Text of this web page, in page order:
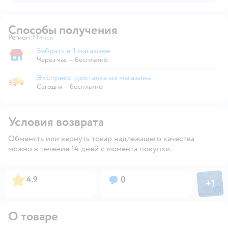
Способы получения
Регион: Выбор адреса доставки.
Минск
Забрать в магазине
Забрать в 1 магазине
Через час — бесплатно
Экспресс-доставка из магазина
Экспресс-доставка из магазина
Сегодня—бесплатно
Условия возврата
Обменять или вернуть товар надлежащего качества
можно в течение 14 дней с момента покупки.
Рейтинг:
4,9 Вопросов:
0 Фото
+1
О товаре